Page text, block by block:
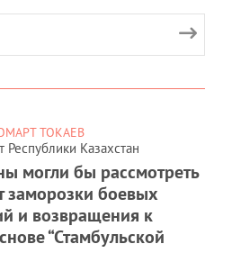
ТОКАЕВ
Республики Казахстан
могли бы рассмотреть
заморозки боевых
и возвращения к
“Стамбульской